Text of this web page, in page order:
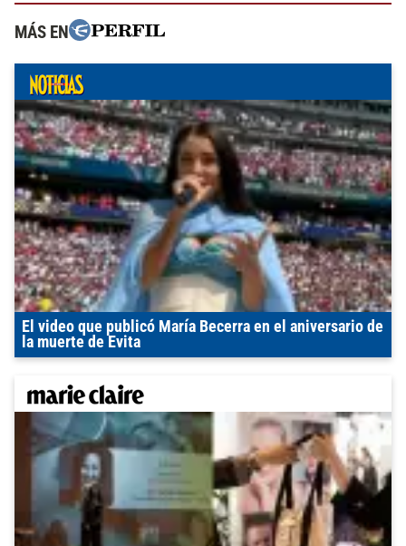
MÁS EN
El video que publicó María Becerra en el aniversario de
la muerte de Evita